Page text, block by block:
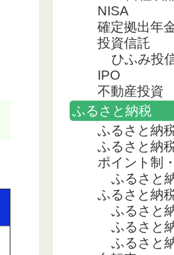
NISA
確定拠出年
投資信託
ひふみ投
IPO
不動産投資
ふるさと納税
ふるさと納
ふるさと納
ポイント制
ふるさと
ふるさと納
ふるさと
ふるさと
ふるさと